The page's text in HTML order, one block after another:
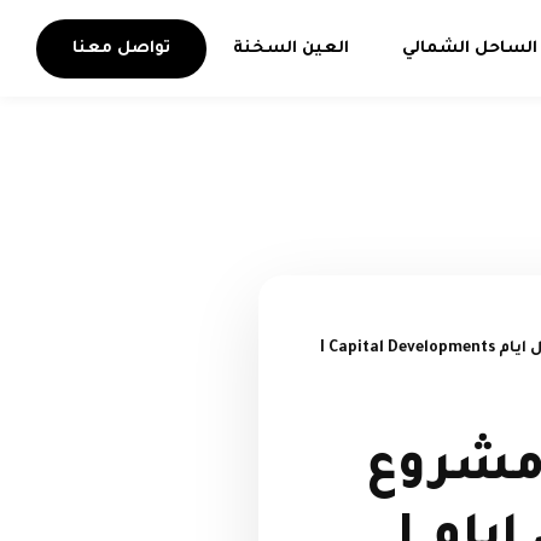
الساحل الشمالي العين السخنة تواصل معنا
شركة أي كابيتال تعلن عن طرح مشروع سكني بالقاهرة الجديدة فى خلال ايام I Capital Developments
مشروع